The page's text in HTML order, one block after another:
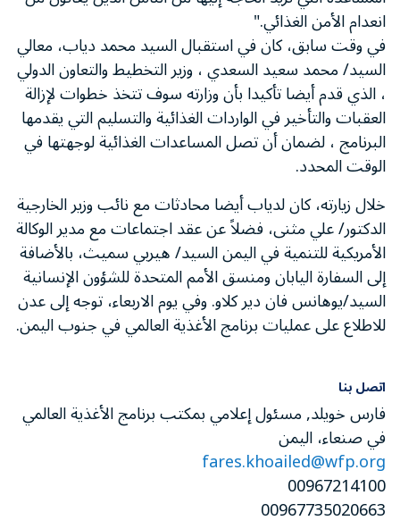
انعدام الأمن الغذائي."
في وقت سابق، كان في استقبال السيد محمد دياب، معالي
السيد/ محمد سعيد السعدي ، وزير التخطيط والتعاون الدولي
، الذي قدم أيضا تأكيدا بأن وزارته سوف تتخذ خطوات لإزالة
العقبات والتأخير في الواردات الغذائية والتسليم التي يقدمها
البرنامج ، لضمان أن تصل المساعدات الغذائية لوجهتها في
الوقت المحدد.
خلال زيارته، كان لدياب أيضا محادثات مع نائب وزير الخارجية
الدكتور/ علي مثنى، فضلاً عن عقد اجتماعات مع مدير الوكالة
الأمريكية للتنمية في اليمن السيد/ هيربي سميث، بالأضافة
إلى السفارة اليابان ومنسق الأمم المتحدة للشؤون الإنسانية
السيد/يوهانس فان دير كلاو. وفي يوم الاربعاء، توجه إلى عدن
للاطلاع على عمليات برنامج الأغذية العالمي في جنوب اليمن.
اتصل بنا
فارس خويلد, مسئول إعلامي بمكتب برنامج الأغذية العالمي
في صنعاء، اليمن
fares.khoailed@wfp.org
00967214100
00967735020663